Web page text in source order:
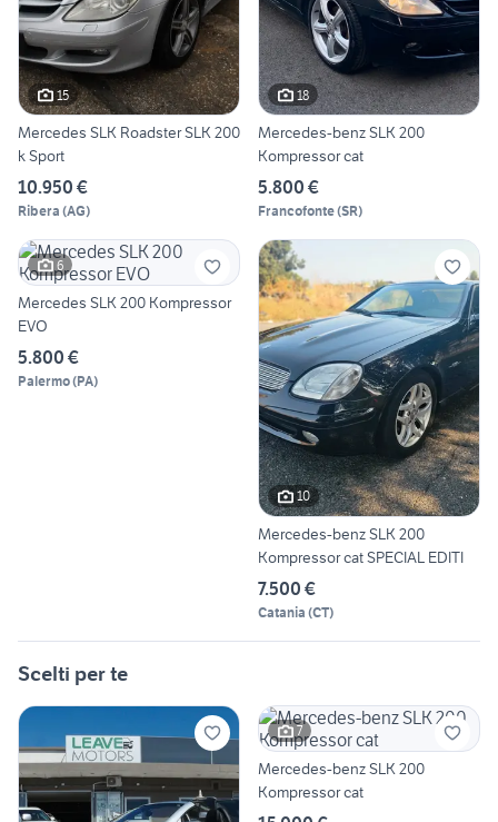
15
Mercedes SLK Roadster SLK 200
k Sport
10.950 €
Ribera (AG)
18
Mercedes-benz SLK 200
Kompressor cat
5.800 €
Francofonte(SR)
6
Mercedes SLK 200 Kompressor
EVO
5.800 €
Palermo(PA)
10
Mercedes-benz SLK 200
Kompressor cat SPECIAL EDITI
7.500 €
Catania (CT)
Scelti per te
7
Mercedes-benz SLK 200
Kompressor cat